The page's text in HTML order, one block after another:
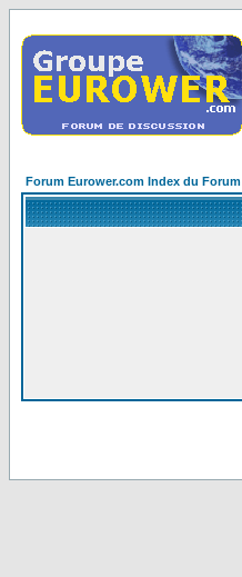
Forum Eurower.com Index du Forum